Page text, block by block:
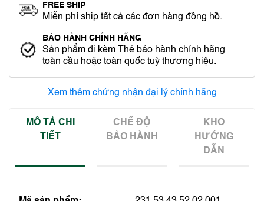
FREE SHIP
Miễn phí ship tất cả các đơn hàng đồng hồ.
BẢO HÀNH CHÍNH HÃNG
Sản phẩm đi kèm Thẻ bảo hành chính hãng
toàn cầu hoặc toàn quốc tuỳ thương hiệu.
Xem thêm chứng nhận đại lý chính hãng
MÔ TẢ CHI
TIẾT
CHẾ ĐỘ
BẢO HÀNH
KHO
HƯỚNG
DẪN